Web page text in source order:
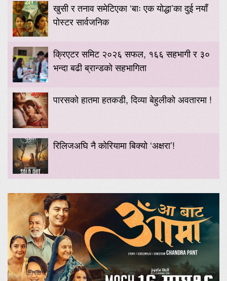
खुसी र तनाव समेटिएका ‘बाः एक योद्धा’का दुई नयाँ
पोस्टर सार्वजनिक
क्रिएटर समिट २०२६ सफल, १६६ सहभागी र ३०
भन्दा बढी ब्रान्डको सहभागिता
पारसको हातमा हतकडी, दिव्या बेहुलीको अवतारमा !
रिलिजअघि नै कोरियामा बिक्यो ‘अक्षरा’!